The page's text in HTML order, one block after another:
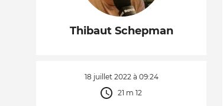
Thibaut Schepman
18 juillet 2022 à 09:24
21 m 12